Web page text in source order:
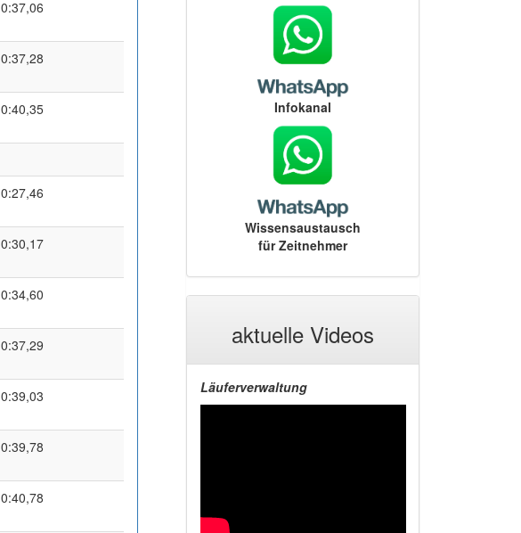
0:37,06
0:37,28
0:40,35
0:27,46
0:30,17
0:34,60
0:37,29
0:39,03
0:39,78
0:40,78
Infokanal
Wissensaustausch
für Zeitnehmer
aktuelle Videos
Läuferverwaltung